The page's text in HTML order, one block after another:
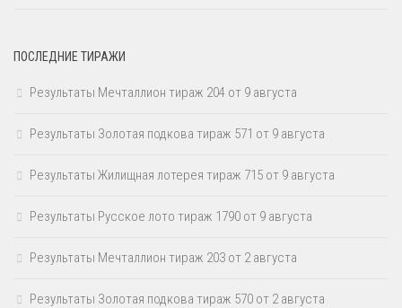
ПОСЛЕДНИЕ ТИРАЖИ
Результаты Мечталлион тираж 204 от 9 августа
Результаты Золотая подкова тираж 571 от 9 августа
Результаты Жилищная лотерея тираж 715 от 9 августа
Результаты Русское лото тираж 1790 от 9 августа
Результаты Мечталлион тираж 203 от 2 августа
Результаты Золотая подкова тираж 570 от 2 августа